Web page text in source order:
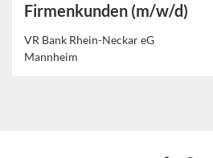
Firmenkunden (m/w/d)
VR Bank Rhein-Neckar eG
Mannheim